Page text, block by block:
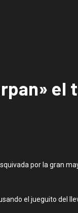
por la gran
el jueguito del